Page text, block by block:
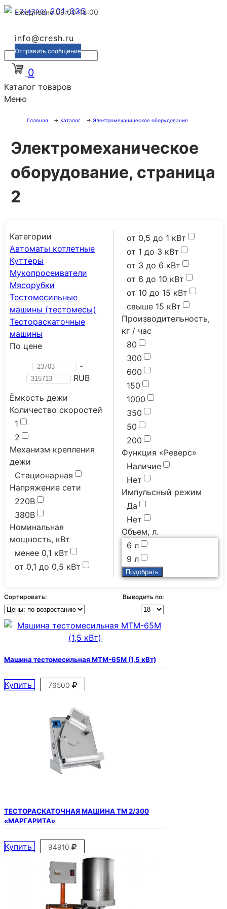
+7(4722)201-335
Ежедневно 09:00-18:00
info@cresh.ru
Отправить сообщение
0
Каталог товаров
Меню
Главная → Каталог → Электромеханическое оборудование
Электромеханическое
оборудование, страница
2
Категории
Автоматы котлетные
Куттеры
Мукопросеиватели
Мясорубки
Тестомесильные
машины (тестомесы)
Тестораскаточные
машины
По цене
-
RUB
Ёмкость дежи
Количество скоростей
1
2
Механизм крепления
дежи
Стационарная
Напряжение сети
220В
380В
Номинальная
мощность, кВт
менее 0,1 кВт
от 0,1 до 0,5 кВт
от 0,5 до 1 кВт
от 1 до 3 кВт
от 3 до 6 кВт
от 6 до 10 кВт
от 10 до 15 кВт
свыше 15 кВт
Производительность,
кг / час
80
300
600
150
1000
350
50
200
Функция «Реверс»
Наличие
Нет
Импульсный режим
Да
Нет
Объем, л.
6 л
9 л
Сортировать: Выводить по:
Машина тестомесильная МТМ-65М (1,5 кВт)
Купить 76500
ТЕСТОРАСКАТОЧНАЯ МАШИНА ТМ 2/300
«МАРГАРИТА»
Купить 94910